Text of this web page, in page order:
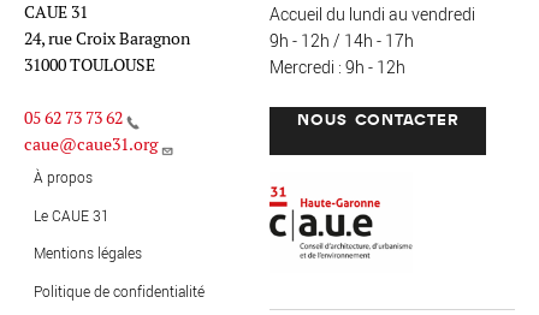
CAUE 31
24, rue Croix Baragnon
31000 TOULOUSE
05 62 73 73 62
caue@caue31.org
Accueil du lundi au vendredi
9h - 12h / 14h - 17h
Mercredi : 9h - 12h
NOUS CONTACTER
MENU PIED DE PAGE
À propos
Le CAUE 31
Mentions légales
Politique de confidentialité